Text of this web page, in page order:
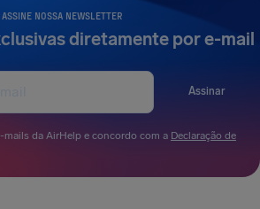
ASSINE NOSSA NEWSLETTER
diretamente por e-mail
Assinar
mails da AirHelp e concordo com a Declaração de